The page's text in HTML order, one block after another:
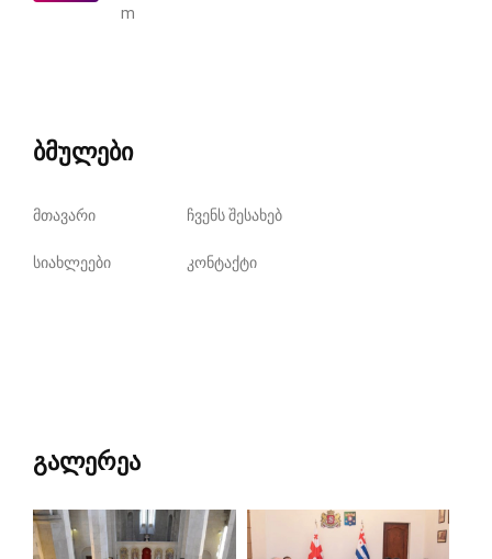
m
ბმულები
მთავარი ჩვენს შესახებ
სიახლეები კონტაქტი
გალერეა